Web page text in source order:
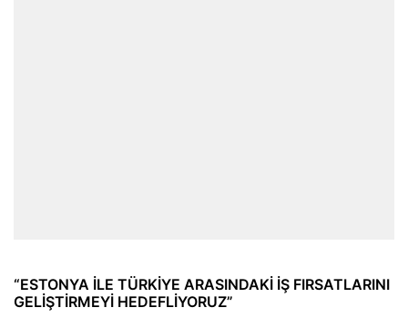
“ESTONYA İLE TÜRKİYE ARASINDAKİ İŞ FIRSATLARINI
GELİŞTİRMEYİ HEDEFLİYORUZ”